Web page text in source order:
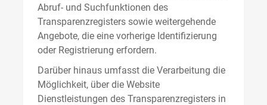
Abruf- und Suchfunktionen des
Transparenzregisters sowie weitergehende
Angebote, die eine vorherige Identifizierung
oder Registrierung erfordern.
Darüber hinaus umfasst die Verarbeitung die
Möglichkeit, über die Website
Dienstleistungen des Transparenzregisters in